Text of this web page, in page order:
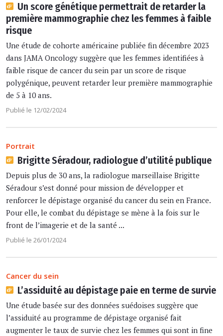
Un score génétique permettrait de retarder la
première mammographie chez les femmes à faible
risque
Une étude de cohorte américaine publiée fin décembre 2023
dans JAMA Oncology suggère que les femmes identifiées à
faible risque de cancer du sein par un score de risque
polygénique, peuvent retarder leur première mammographie
de 5 à 10 ans.
Publié le 12/02/2024
Portrait
Brigitte Séradour, radiologue d’utilité publique
Depuis plus de 30 ans, la radiologue marseillaise Brigitte
Séradour s’est donné pour mission de développer et
renforcer le dépistage organisé du cancer du sein en France.
Pour elle, le combat du dépistage se mène à la fois sur le
front de l’imagerie et de la santé ...
Publié le 26/01/2024
Cancer du sein
L’assiduité au dépistage paie en terme de survie
Une étude basée sur des données suédoises suggère que
l’assiduité au programme de dépistage organisé fait
augmenter le taux de survie chez les femmes qui sont in fine